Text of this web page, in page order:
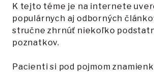
K tejto téme je na internete
populárnych aj odborných
stručne zhrnúť niekoľko
poznatkov.
Pacienti si pod pojmom